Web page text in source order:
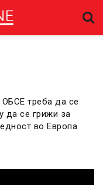
треба да се
да се грижи за
во Европа